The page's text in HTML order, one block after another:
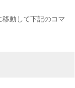
動して下記のコマ